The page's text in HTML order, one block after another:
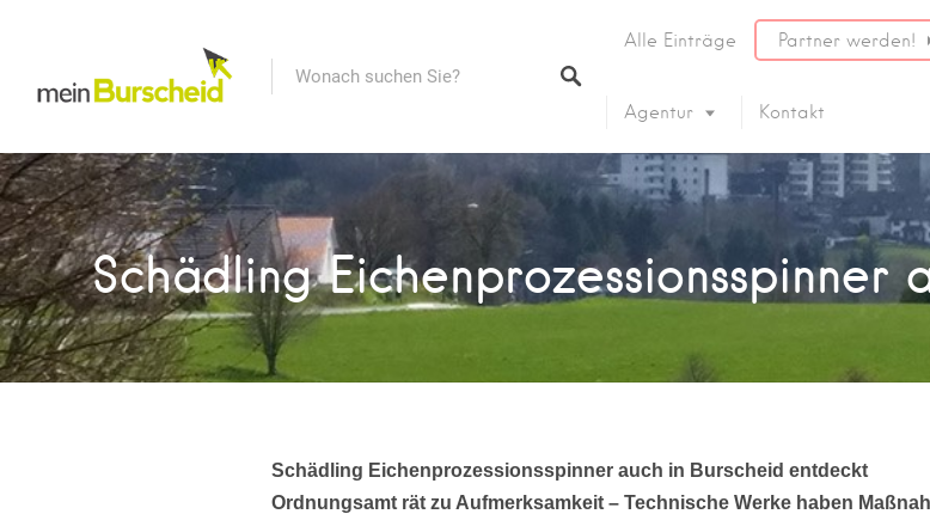
Alle Einträge Partner werden!
Agentur Kontakt
Schädling
Schädling Eichenprozessionsspinner auch in Burscheid entdeckt
Ordnungsamt rät zu Aufmerksamkeit – Technische Werke haben